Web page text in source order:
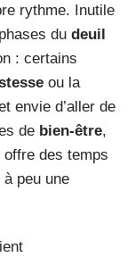
rythme. Inutile
du deuil
: certains
ou la
envie d’aller de
de bien-être,
des temps
peu une